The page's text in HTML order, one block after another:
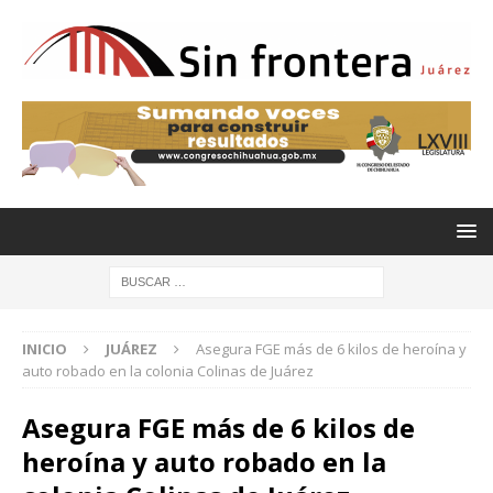
INICIO JUÁREZ
Asegura FGE más de 6 kilos de heroína y
auto robado en la colonia Colinas de Juárez
Asegura FGE más de 6 kilos de
heroína y auto robado en la